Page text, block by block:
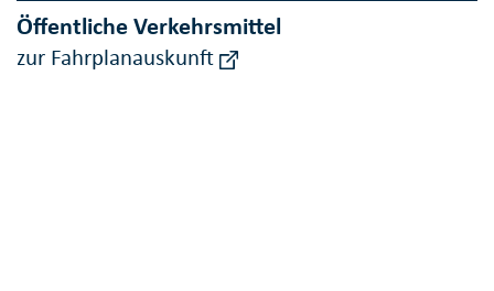
Öffentliche Verkehrsmittel
zur Fahrplanauskunft